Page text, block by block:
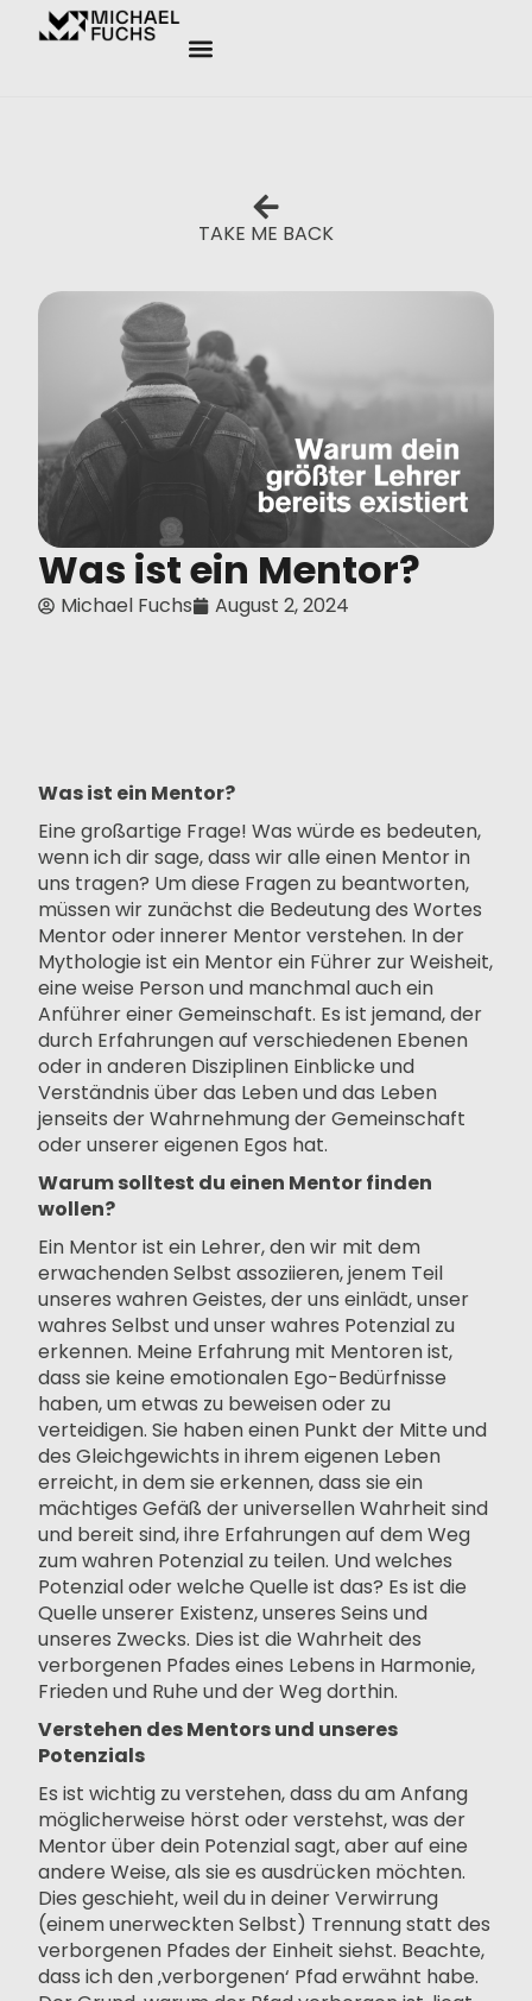
TAKE ME BACK
Was ist ein Mentor?
Michael Fuchs August 2, 2024
Was ist ein Mentor?
Eine großartige Frage! Was würde es bedeuten,
wenn ich dir sage, dass wir alle einen Mentor in
uns tragen? Um diese Fragen zu beantworten,
müssen wir zunächst die Bedeutung des Wortes
Mentor oder innerer Mentor verstehen. In der
Mythologie ist ein Mentor ein Führer zur Weisheit,
eine weise Person und manchmal auch ein
Anführer einer Gemeinschaft. Es ist jemand, der
durch Erfahrungen auf verschiedenen Ebenen
oder in anderen Disziplinen Einblicke und
Verständnis über das Leben und das Leben
jenseits der Wahrnehmung der Gemeinschaft
oder unserer eigenen Egos hat.
Warum solltest du einen Mentor finden
wollen?
Ein Mentor ist ein Lehrer, den wir mit dem
erwachenden Selbst assoziieren, jenem Teil
unseres wahren Geistes, der uns einlädt, unser
wahres Selbst und unser wahres Potenzial zu
erkennen. Meine Erfahrung mit Mentoren ist,
dass sie keine emotionalen Ego-Bedürfnisse
haben, um etwas zu beweisen oder zu
verteidigen. Sie haben einen Punkt der Mitte und
des Gleichgewichts in ihrem eigenen Leben
erreicht, in dem sie erkennen, dass sie ein
mächtiges Gefäß der universellen Wahrheit sind
und bereit sind, ihre Erfahrungen auf dem Weg
zum wahren Potenzial zu teilen. Und welches
Potenzial oder welche Quelle ist das? Es ist die
Quelle unserer Existenz, unseres Seins und
unseres Zwecks. Dies ist die Wahrheit des
verborgenen Pfades eines Lebens in Harmonie,
Frieden und Ruhe und der Weg dorthin.
Verstehen des Mentors und unseres
Potenzials
Es ist wichtig zu verstehen, dass du am Anfang
möglicherweise hörst oder verstehst, was der
Mentor über dein Potenzial sagt, aber auf eine
andere Weise, als sie es ausdrücken möchten.
Dies geschieht, weil du in deiner Verwirrung
(einem unerweckten Selbst) Trennung statt des
verborgenen Pfades der Einheit siehst. Beachte,
dass ich den ‚verborgenen‘ Pfad erwähnt habe.